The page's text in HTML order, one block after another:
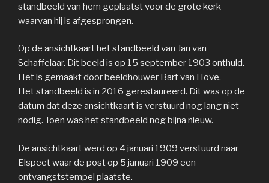
standbeeld van hem geplaatst voor de grote kerk
waarvan hij is afgesprongen.
Op de ansichtkaart het standbeeld van Jan van
Schaffelaar. Dit beeld is op 15 september 1903 onthuld.
Het is gemaakt door beeldhouwer Bart van Hove.
Het standbeeld is in 2016 gerestaureerd. Dit was op de
datum dat deze ansichtkaart is verstuurd nog lang niet
nodig. Toen was het standbeeld nog bijna nieuw.
De ansichtkaart werd op 4 januari 1909 verstuurd naar
Elspeet waar de post op 5 januari 1909 een
ontvangststempel plaatste.